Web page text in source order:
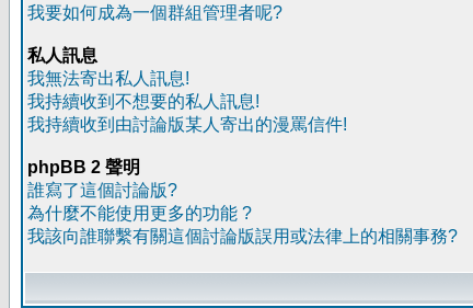
我要如何成為一個群組管理者呢?
私人訊息
我無法寄出私人訊息!
我持續收到不想要的私人訊息!
我持續收到由討論版某人寄出的漫罵信件!
phpBB 2 聲明
誰寫了這個討論版?
為什麼不能使用更多的功能 ?
我該向誰聯繫有關這個討論版誤用或法律上的相關事務?